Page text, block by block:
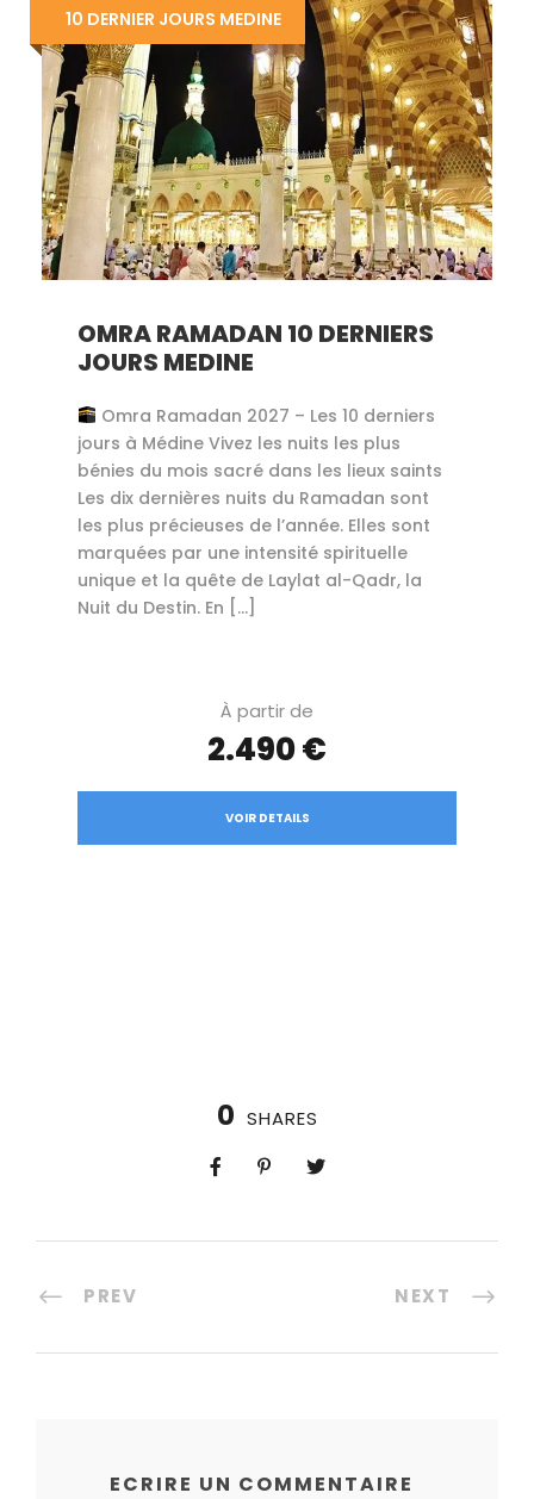
10 DERNIER JOURS MEDINE
OMRA RAMADAN 10 DERNIERS
JOURS MEDINE
Omra Ramadan 2027 – Les 10 derniers
jours à Médine Vivez les nuits les plus
bénies du mois sacré dans les lieux saints
Les dix dernières nuits du Ramadan sont
les plus précieuses de l’année. Elles sont
marquées par une intensité spirituelle
unique et la quête de Laylat al-Qadr, la
Nuit du Destin. En […]
À partir de
2.490 €
VOIR DETAILS
0 SHARES
PREV NEXT
ECRIRE UN COMMENTAIRE